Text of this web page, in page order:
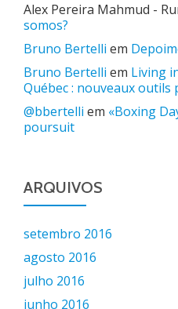
Alex Pereira Mahmud -
somos?
Bruno Bertelli em
Bruno Bertelli em Living
Québec : nouveaux
@bbertelli em «Boxing
poursuit
ARQUIVOS
setembro 2016
agosto 2016
julho 2016
junho 2016